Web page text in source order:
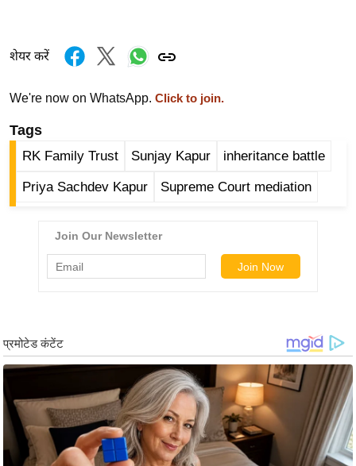
बॉ
वु
हॉ
ली
ड
r
e
k
शेयर करें
We're now on WhatsApp. Click to join.
Tags
RK Family Trust Sunjay Kapur inheritance battle
Priya Sachdev Kapur Supreme Court mediation